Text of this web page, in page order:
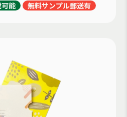
可能
無料サンプル郵送有